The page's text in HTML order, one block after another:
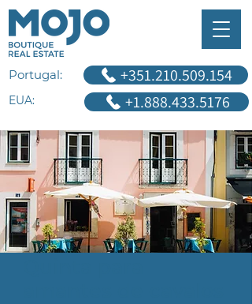
+1.888.433.5176
+351.210.509.154
Portugal:
EUA: